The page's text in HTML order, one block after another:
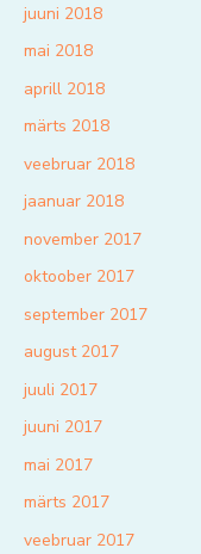
juuni 2018
mai 2018
aprill 2018
märts 2018
veebruar 2018
jaanuar 2018
november 2017
oktoober 2017
september 2017
august 2017
juuli 2017
juuni 2017
mai 2017
märts 2017
veebruar 2017